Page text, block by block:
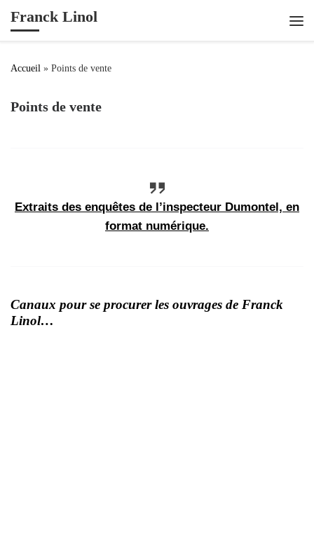
Passer au contenu
Franck Linol
Accueil » Points de vente
Points de vente
Extraits des enquêtes de l’inspecteur Dumontel, en
format numérique.
Canaux pour se procurer les ouvrages de Franck
Linol…